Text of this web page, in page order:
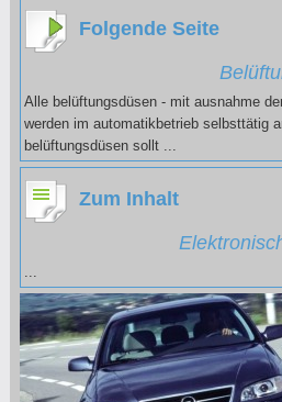
Folgende Seite
Alle belüftungsdüsen - mit ausnahme
werden im automatikbetrieb selbsttätig
belüftungsdüsen sollt ...
Zum Inhalt